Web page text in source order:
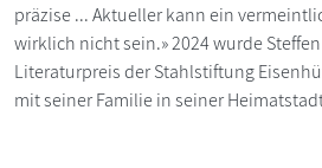
präzise ... Aktueller kann ein
wirklich nicht sein.» 2024 wurde
Literaturpreis der Stahlstiftung
mit seiner Familie in seiner